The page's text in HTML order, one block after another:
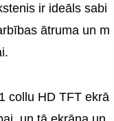
ir ideāls sabi
ātruma un m
collu HD TFT ekrā